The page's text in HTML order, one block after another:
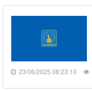
23/06/2025 08:23:10